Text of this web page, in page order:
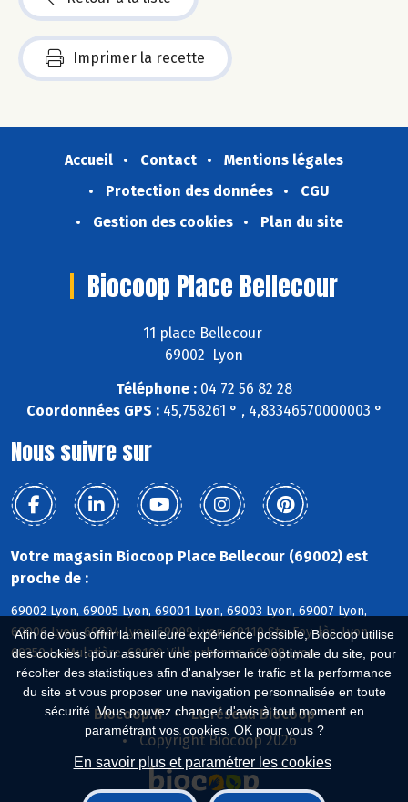
Afin de vous offrir la meilleure expérience possible, Biocoop utilise
des cookies : pour assurer une performance optimale du site, pour
récolter des statistiques afin d'analyser le trafic et la performance
du site et vous proposer une navigation personnalisée en toute
sécurité. Vous pouvez changer d'avis à tout moment en
paramétrant vos cookies. OK pour vous ?
En savoir plus et paramétrer les cookies
Imprimer la recette
Accueil Contact
Mentions légales
Protection des données
CGU
Gestion des cookies
Plan du site
Biocoop Place Bellecour
11 place Bellecour
69002 Lyon
Téléphone : 04 72 56 82 28
Coordonnées GPS :45,758261 ° , 4,83346570000003 °
Nous suivre sur
Votre magasin Biocoop Place Bellecour (69002) est
proche de :
69002 Lyon, 69005 Lyon, 69001 Lyon, 69003 Lyon, 69007 Lyon,
69006 Lyon, 69004 Lyon, 69009 Lyon, 69110 Ste-Foy-lès-Lyon,
69350 La Mulatière, 69100 Villeurbanne, 69008 Lyon
Biocoop.fr
Le réseau Biocoop
Copyright Biocoop 2026